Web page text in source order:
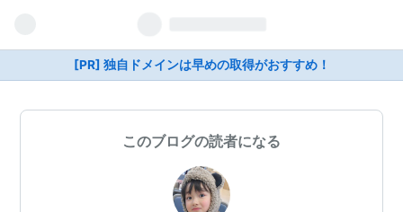
[PR] 独自ドメインは早めの取得がおすすめ！
このブログの読者になる